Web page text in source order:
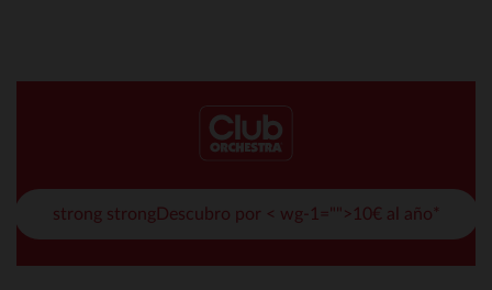
strong strongDescubro por < wg-1="">10€ al año*